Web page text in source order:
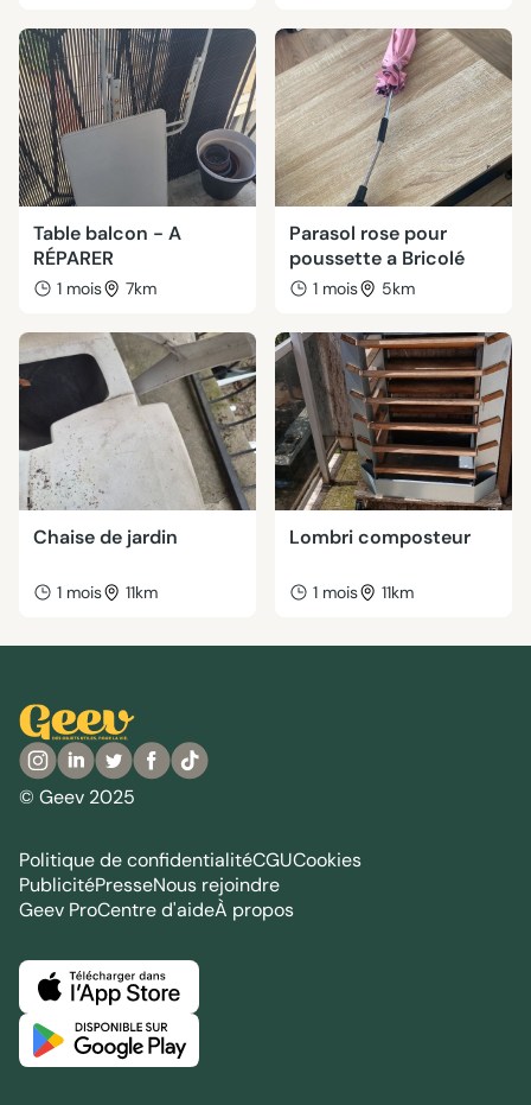
Table balcon - A
RÉPARER
1 mois 7km
Parasol rose pour
poussette a Bricolé
1 mois 5km
Chaise de jardin
1 mois 11km
Lombri composteur
1 mois 11km
© Geev 2025
Politique de confidentialitéCGUCookies
PublicitéPresseNous rejoindre
Geev ProCentre d'aideÀ propos